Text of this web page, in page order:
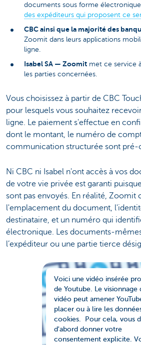
documents sous forme électronique.
des expéditeurs qui proposent ce
CBC ainsi que la majorité des
Zoomit dans leurs applications
ligne.
Isabel SA — Zoomit met ce service
les parties concernées.
Vous choisissez à partir de CBC
pour lesquels vous souhaitez
ligne. Le paiement s'effectue en
dont le montant, le numéro de
communication structurée sont pré-
Ni CBC ni Isabel n'ont accès à vos
de votre vie privée est garanti
sont pas envoyés. En réalité, Zoomit
l'emplacement du document,
destinataire, et un numéro qui
électronique. Les documents-
l’expéditeur ou une partie tierce
Voici une vidéo insérée
de Youtube. Le visionnage
vidéo peut amener
placer ou à lire les
cookies. Pour cela, vous
d'abord donner votre
consentement explicite.